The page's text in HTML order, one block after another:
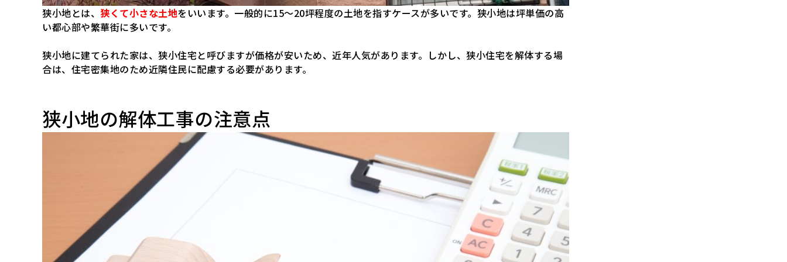
狭小地とは、 狭くて小さな土地をいいます。一般的に15～20坪程度の土地を指すケースが多いです。狭小地は坪単価の高
い都心部や繁華街に多いです。
狭小地に建てられた家は、狭小住宅と呼びますが価格が安いため、近年人気があります。しかし、狭小住宅を解体する場
合は、住宅密集地のため近隣住民に配慮する必要があります。
狭小地の解体工事の注意点